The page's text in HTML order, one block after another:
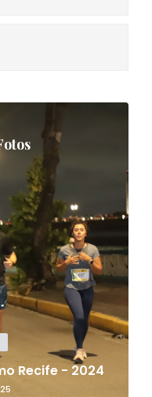
Recife - 2024